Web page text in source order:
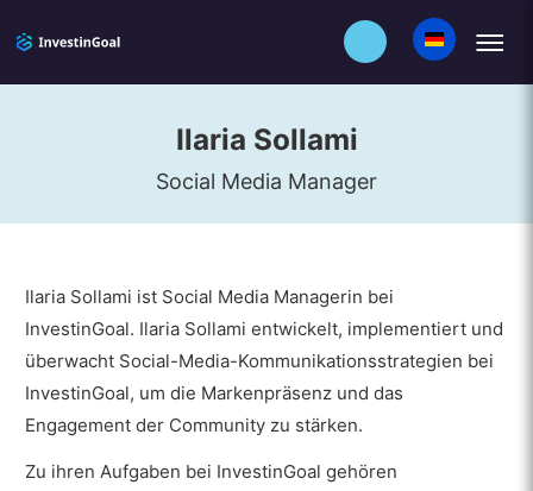
Ilaria Sollami
Social Media Manager
Ilaria Sollami ist Social Media Managerin bei
InvestinGoal. Ilaria Sollami entwickelt, implementiert und
überwacht Social-Media-Kommunikationsstrategien bei
InvestinGoal, um die Markenpräsenz und das
Engagement der Community zu stärken.
Zu ihren Aufgaben bei InvestinGoal gehören